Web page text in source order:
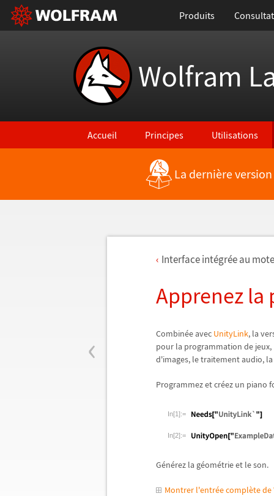
Produits
Wolfram
Accueil Principes Utilisations
La dernière
‹
Interface intégrée au
Apprenez
Combinée avec UnityLink, la
pour la programmation de
d'images, le traitement audio, la
Programmez et créez un piano
In[1]:=
In[2]:=
Générez la géométrie et le son.
Montrer l'entrée complète de